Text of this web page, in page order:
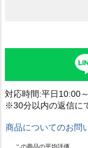
対応時間:平日10:00
※30分以内の返信に
商品についてのお問